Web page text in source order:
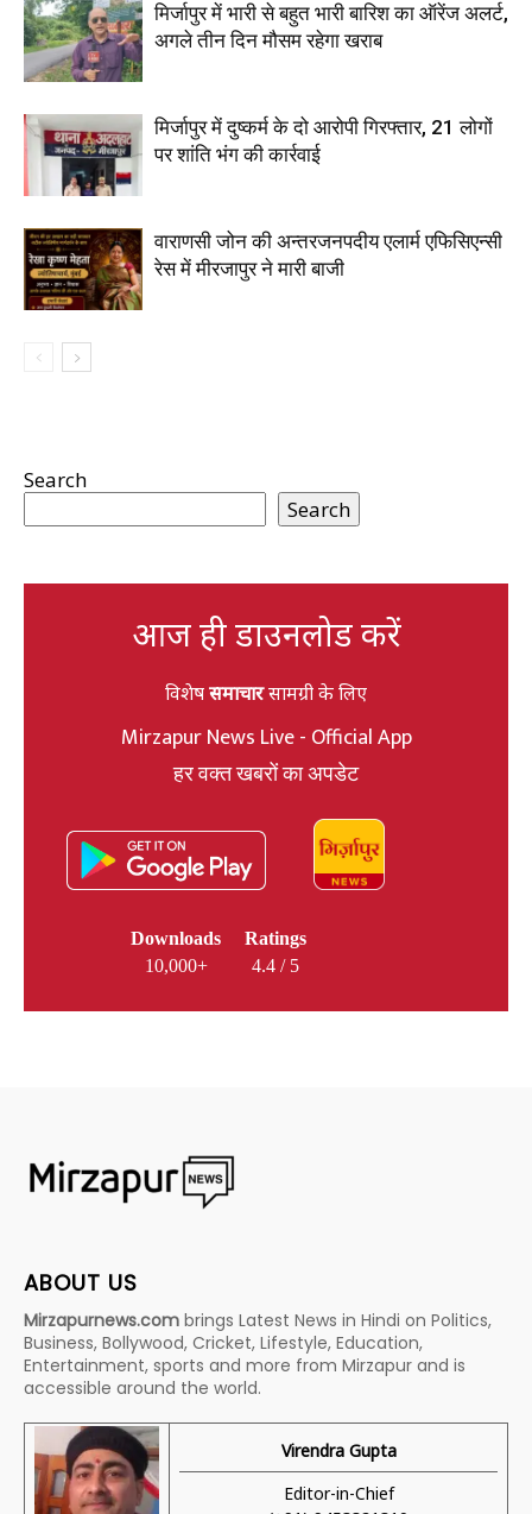
मिर्जापुर में भारी से बहुत भारी बारिश का ऑरेंज अलर्ट,
अगले तीन दिन मौसम रहेगा खराब
मिर्जापुर में दुष्कर्म के दो आरोपी गिरफ्तार, 21 लोगों
पर शांति भंग की कार्रवाई
वाराणसी जोन की अन्तरजनपदीय एलार्म एफिसिएन्सी
रेस में मीरजापुर ने मारी बाजी
Search
Search
आज ही डाउनलोड करें
विशेषसमाचारसामग्री के लिए
Mirzapur News Live - Official App
हर वक्त खबरों का अपडेट
Downloads
10,000+
Ratings
4.4 / 5
ABOUT US
Mirzapurnews.com brings Latest News in Hindi on Politics,
Business, Bollywood, Cricket, Lifestyle, Education,
Entertainment, sports and more from Mirzapur and is
accessible around the world.
Virendra Gupta
Editor-in-Chief